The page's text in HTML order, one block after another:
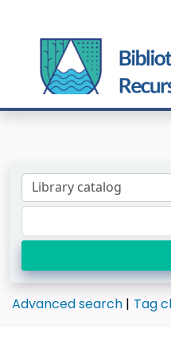
Advanced search Tag